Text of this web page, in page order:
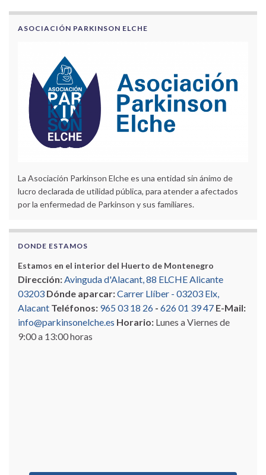
ASOCIACIÓN PARKINSON ELCHE
La Asociación Parkinson Elche es una entidad sin ánimo de
lucro declarada de utilidad pública, para atender a afectados
por la enfermedad de Parkinson y sus familiares.
DONDE ESTAMOS
Estamos en el interior del Huerto de Montenegro
Dirección:Avinguda d'Alacant, 88 ELCHE Alicante
03203 Dónde aparcar:Carrer Llíber - 03203 Elx,
Alacant Teléfonos: 965 03 18 26 - 626 01 39 47 E-Mail:
info@parkinsonelche.es Horario: Lunes a Viernes de
9:00 a 13:00 horas